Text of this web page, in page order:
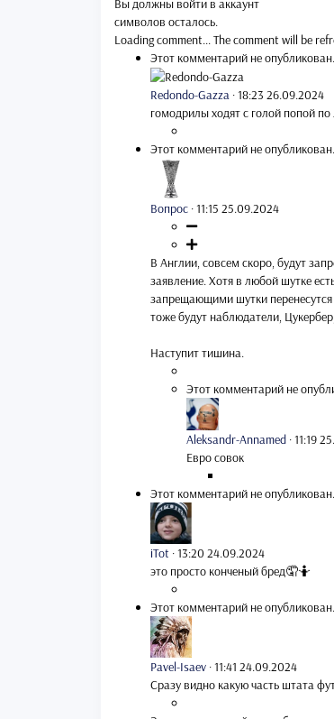
Вы должны войти в аккаунт
символов осталось.
Loading comment...The comment will be
Этот комментарий не опубликован.
Redondo-Gazza ·18:23 26.09.2024
гомодрилы ходят с голой попой
Этот комментарий не опубликован.
Вопрос ·11:15 25.09.2024
В Англии, совсем скоро, будут
заявление. Хотя в любой шутке
запрещающими шутки
тоже будут наблюдатели,
Наступит тишина.
Этот комментарий не
Aleksandr-Annamed ·11:19
Евро совок
Этот комментарий не опубликован.
iTot ·13:20 24.09.2024
это просто конченый бред🤦🤷
Этот комментарий не опубликован.
Pavel-Isaev ·11:41 24.09.2024
Сразу видно какую часть штата